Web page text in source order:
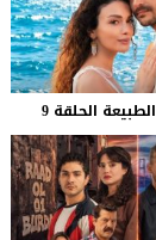
الطبيعة الحلقة 9